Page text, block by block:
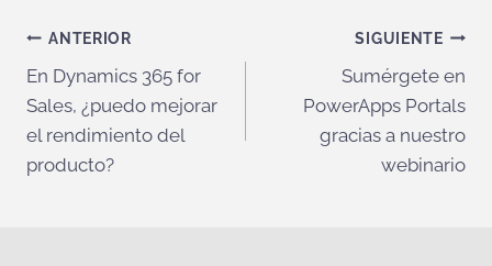
Navegación
de
entradas
ANTERIOR
En Dynamics 365 for
Sales, ¿puedo mejorar
el rendimiento del
producto?
SIGUIENTE
Sumérgete en
PowerApps Portals
gracias a nuestro
webinario